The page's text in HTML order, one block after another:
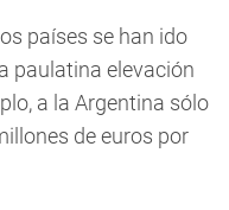
países se han ido
paulatina elevación
a la Argentina sólo
de euros por